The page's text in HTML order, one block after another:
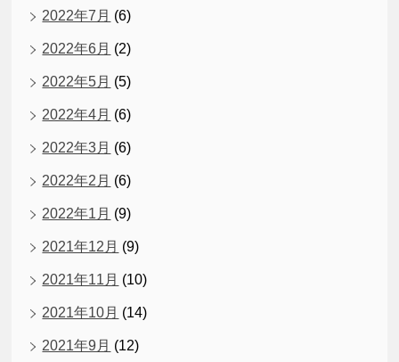
2022年7月 (6)
2022年6月 (2)
2022年5月 (5)
2022年4月 (6)
2022年3月 (6)
2022年2月 (6)
2022年1月 (9)
2021年12月 (9)
2021年11月 (10)
2021年10月 (14)
2021年9月 (12)